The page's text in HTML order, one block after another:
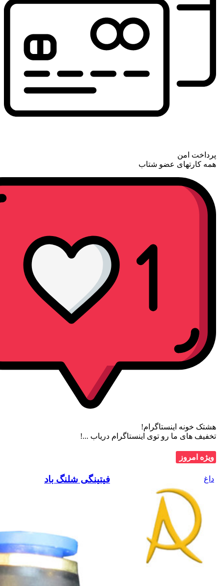
پرداخت امن
همه کارتهای عضو شتاب
هشتک خونه اینستاگرام!
تخفیف های ما رو توی اینستاگرام دریاب ...!
ویژه امروز
داغ فیتینگی شلنگ باد